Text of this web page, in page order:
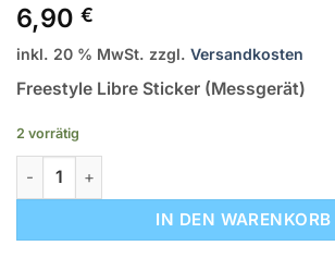
6,90 €
inkl. 20 % MwSt. zzgl. Versandkosten
Freestyle Libre Sticker (Messgerät)
2 vorrätig
Freestyle Libre Sticker (Messgerät) –
IN DEN WARENKORB